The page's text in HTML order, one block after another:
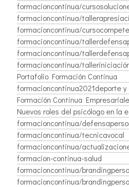
formacioncontinua/
formacioncontinua/
formacioncontinua/
formacioncontinua/
formacioncontinua/
formacioncontinua/
Portafolio Formación Continua
formacioncontinua2021deporte y
Formación Continua
Nuevos roles del psicólogo en la
formacioncontinua/
formacioncontinua/tecnicavocal
formacioncontinua/
formacion-continua-salud
formacioncontinua/
formacioncontinua/